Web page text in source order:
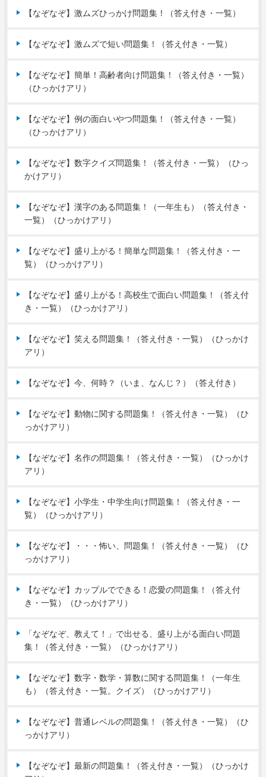
【なぞなぞ】激ムズひっかけ問題集！（答え付き・一覧）
【なぞなぞ】激ムズで短い問題集！（答え付き・一覧）
【なぞなぞ】簡単！高齢者向け問題集！（答え付き・一覧）
（ひっかけアリ）
【なぞなぞ】例の面白いやつ問題集！（答え付き・一覧）
（ひっかけアリ）
【なぞなぞ】数字クイズ問題集！（答え付き・一覧）（ひっ
かけアリ）
【なぞなぞ】漢字のある問題集！（一年生も）（答え付き・
一覧）（ひっかけアリ）
【なぞなぞ】盛り上がる！簡単な問題集！（答え付き・一
覧）（ひっかけアリ）
【なぞなぞ】盛り上がる！高校生で面白い問題集！（答え付
き・一覧）（ひっかけアリ）
【なぞなぞ】笑える問題集！（答え付き・一覧）（ひっかけ
アリ）
【なぞなぞ】今、何時？（いま、なんじ？）（答え付き）
【なぞなぞ】動物に関する問題集！（答え付き・一覧）（ひ
っかけアリ）
【なぞなぞ】名作の問題集！（答え付き・一覧）（ひっかけ
アリ）
【なぞなぞ】小学生・中学生向け問題集！（答え付き・一
覧）（ひっかけアリ）
【なぞなぞ】・・・怖い、問題集！（答え付き・一覧）（ひ
っかけアリ）
【なぞなぞ】カップルでできる！恋愛の問題集！（答え付
き・一覧）（ひっかけアリ）
「なぞなぞ、教えて！」で出せる、盛り上がる面白い問題
集！（答え付き・一覧）（ひっかけアリ）
【なぞなぞ】数字・数学・算数に関する問題集！（一年生
も）（答え付き・一覧。クイズ）（ひっかけアリ）
【なぞなぞ】普通レベルの問題集！（答え付き・一覧）（ひ
っかけアリ）
【なぞなぞ】最新の問題集！（答え付き・一覧）（ひっかけ